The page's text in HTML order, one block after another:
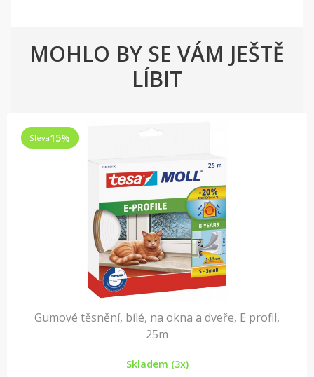
MOHLO BY SE VÁM JEŠTĚ
LÍBIT
Sleva15%
Gumové těsnění, bílé, na okna a dveře, E profil,
25m
Skladem (3x)